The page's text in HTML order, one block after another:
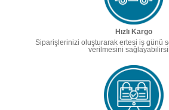
Hızlı Kargo
Siparişlerinizi oluşturarak ertesi iş günü
verilmesini